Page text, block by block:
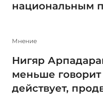
национальным
Мнение
Нигяр
меньше
действует,